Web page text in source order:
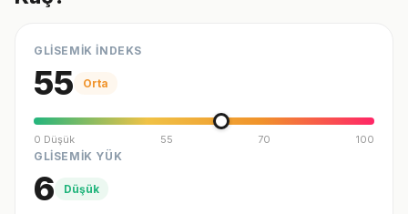
GLİSEMİK İNDEKS
55 Orta
0 Düşük 55 70 100
GLİSEMİK YÜK
6 Düşük